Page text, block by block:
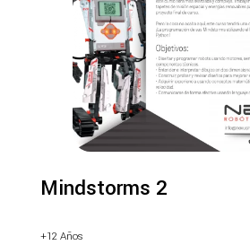
Mindstorms 2
+12 Años